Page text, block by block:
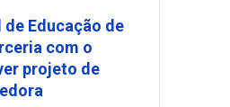
Educação de
com o
projeto de